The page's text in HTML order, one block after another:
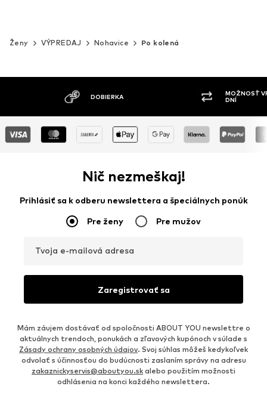
Ženy VÝPREDAJ Nohavice Po kolená
DOBIERKA
MOŽNOSŤ
DNÍ
Nič nezmeškaj!
Prihlásiť sa k odberu newslettera a špeciálnych ponúk
Pre ženy Pre mužov
Tvoja e-mailová adresa
Zaregistrovať sa
Mám záujem dostávať od spoločnosti ABOUT YOU newslettre o
aktuálnych trendoch, ponukách a zľavových kupónoch v súlade s
Zásady ochrany osobných údajov. Svoj súhlas môžeš kedykoľvek
odvolať s účinnosťou do budúcnosti zaslaním správy na adresu
zakaznickyservis@aboutyou.sk alebo použitím možnosti
odhlásenia na konci každého newslettera.